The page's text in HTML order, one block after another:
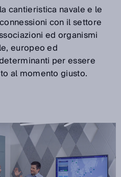
cantieristica navale e le
con il settore
ed organismi
europeo ed
per essere
al momento giusto.